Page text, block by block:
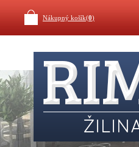
Nákupný košík(0)